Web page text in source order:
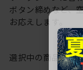
ボタン締めなど、
お応えします。
選択中の商品情報